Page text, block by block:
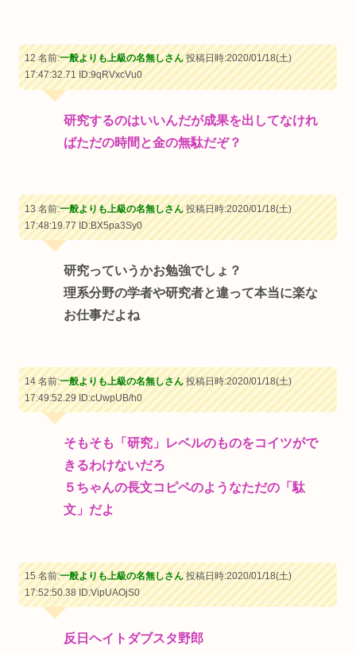
12 名前:一般よりも上級の名無しさん投稿日時:2020/01/18(土)
17:47:32.71ID:9qRVxcVu0
研究するのはいいんだが成果を出してなけれ
ばただの時間と金の無駄だぞ？
13 名前:一般よりも上級の名無しさん投稿日時:2020/01/18(土)
17:48:19.77ID:BX5pa3Sy0
研究っていうかお勉強でしょ？
理系分野の学者や研究者と違って本当に楽な
お仕事だよね
14 名前:一般よりも上級の名無しさん投稿日時:2020/01/18(土)
17:49:52.29ID:cUwpUB/h0
そもそも「研究」レベルのものをコイツがで
きるわけないだろ
５ちゃんの長文コピペのようなただの「駄
文」だよ
15 名前:一般よりも上級の名無しさん投稿日時:2020/01/18(土)
17:52:50.38ID:VipUAOjS0
反日ヘイトダブスタ野郎